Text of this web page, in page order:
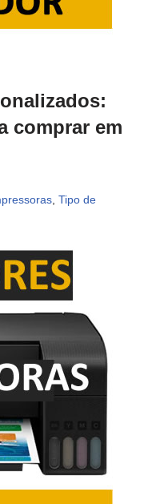
comprar em
, Tipo de